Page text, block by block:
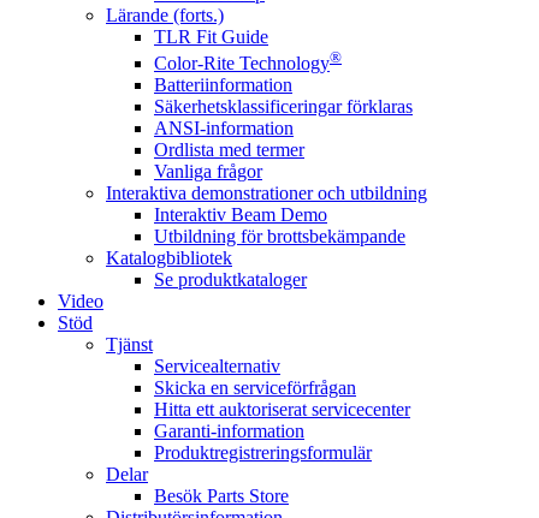
Lärande (forts.)
TLR Fit Guide
Color-Rite Technology®
Batteriinformation
Säkerhetsklassificeringar förklaras
ANSI-information
Ordlista med termer
Vanliga frågor
Interaktiva demonstrationer och utbildning
Interaktiv Beam Demo
Utbildning för brottsbekämpande
Katalogbibliotek
Se produktkataloger
Video
Stöd
Tjänst
Servicealternativ
Skicka en serviceförfrågan
Hitta ett auktoriserat servicecenter
Garanti-information
Produktregistreringsformulär
Delar
Besök Parts Store